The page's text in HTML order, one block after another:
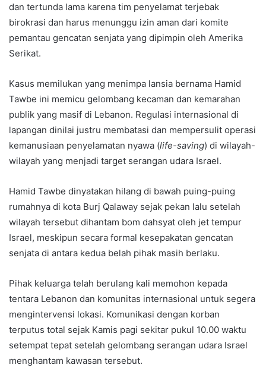
dan tertunda lama karena tim penyelamat terjebak
birokrasi dan harus menunggu izin aman dari komite
pemantau gencatan senjata yang dipimpin oleh Amerika
Serikat.
Kasus memilukan yang menimpa lansia bernama Hamid
Tawbe ini memicu gelombang kecaman dan kemarahan
publik yang masif di Lebanon. Regulasi internasional di
lapangan dinilai justru membatasi dan mempersulit operasi
kemanusiaan penyelamatan nyawa (life-saving) di wilayah-
wilayah yang menjadi target serangan udara Israel.
Hamid Tawbe dinyatakan hilang di bawah puing-puing
rumahnya di kota Burj Qalaway sejak pekan lalu setelah
wilayah tersebut dihantam bom dahsyat oleh jet tempur
Israel, meskipun secara formal kesepakatan gencatan
senjata di antara kedua belah pihak masih berlaku.
Pihak keluarga telah berulang kali memohon kepada
tentara Lebanon dan komunitas internasional untuk segera
mengintervensi lokasi. Komunikasi dengan korban
terputus total sejak Kamis pagi sekitar pukul 10.00 waktu
setempat tepat setelah gelombang serangan udara Israel
menghantam kawasan tersebut.